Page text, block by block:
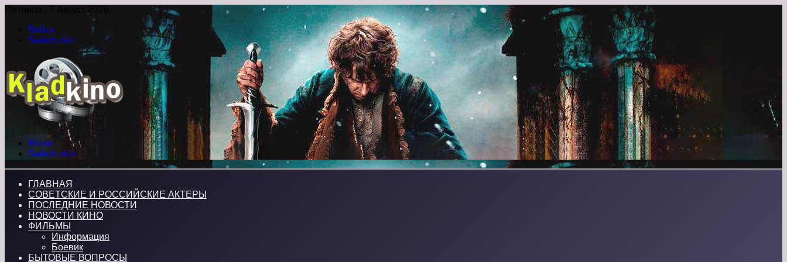
Пятница , 7 Август 2026
Войти
Switch skin
Меню
Switch skin
ГЛАВНАЯ
СОВЕТСКИЕ И РОССИЙСКИЕ АКТЕРЫ
ПОСЛЕДНИЕ НОВОСТИ
НОВОСТИ КИНО
ФИЛЬМЫ
Информация
Боевик
БЫТОВЫЕ ВОПРОСЫ